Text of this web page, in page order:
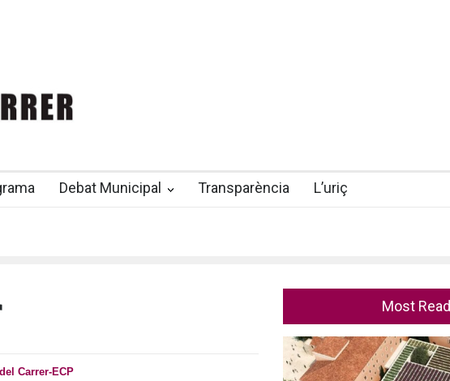
Debat Municipal Transparència L’uriç
Carrer-ECP
Most Read